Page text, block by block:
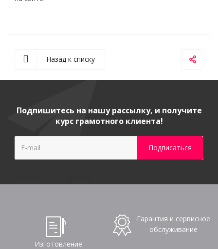
Назад к списку
Подпишитесь на нашу рассылку, и получите
курс грамотного клиента!
Изготовление
Гарантия и сервисное
обслуживание